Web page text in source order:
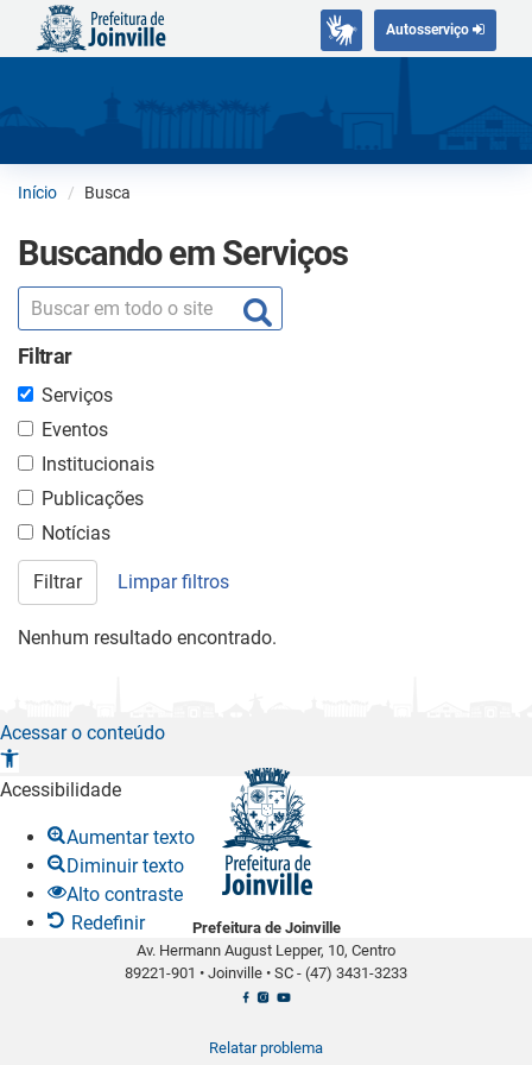
Autosserviço
Início Busca
Buscando em Serviços
Filtrar
Serviços
Eventos
Institucionais
Publicações
Notícias
Filtrar Limpar filtros
Nenhum resultado encontrado.
Prefeitura de Joinville
Av. Hermann August Lepper, 10, Centro
89221-901 • Joinville • SC - (47) 3431-3233
Relatar problema
Acessar o conteúdo
A
b
Acessibilidade
Aumentar texto
Diminuir texto
Alto contraste
Redefinir